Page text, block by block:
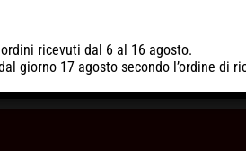
ricevuti dal 6 al 16 agosto.
giorno 17 agostosecondo l’ordine di